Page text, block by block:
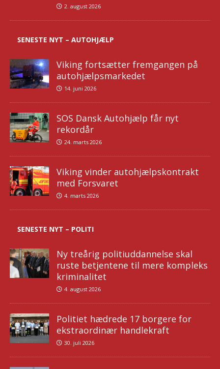
2. august 2026
SENESTE NYT – AUTOHJÆLP
Viking fortsætter fremgangen på
autohjælpsmarkedet
14. juni 2026
SOS Dansk Autohjælp får nyt
rekordår
24. marts 2026
Viking vinder autohjælpskontrakt
med Forsvaret
4. marts 2026
SENESTE NYT – POLITI
Ny treårig politiuddannelse skal
ruste betjentene til mere kompleks
kriminalitet
4. august 2026
Politiet hædrede 17 borgere for
ekstraordinær handlekraft
30. juli 2026